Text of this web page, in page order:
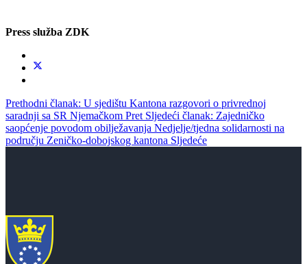
Press služba ZDK
Prethodni članak: U sjedištu Kantona razgovori o privrednoj
saradnji sa SR Njemačkom Pret Sljedeći članak: Zajedničko
saopćenje povodom obilježavanja Nedjelje/tjedna solidarnosti na
području Zeničko-dobojskog kantona Sljedeće